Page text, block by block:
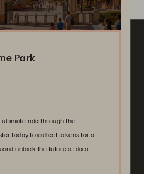
Park
ride through the
today to collect tokens for a
unlock the future of data